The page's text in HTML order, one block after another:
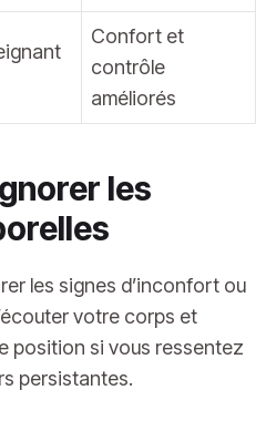
Confort et
contrôle
améliorés
les
les signes d’inconfort ou
votre corps et
position si vous ressentez
persistantes.